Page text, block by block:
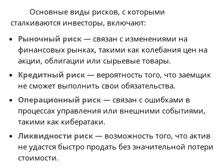
Основные виды рисков, с которыми
сталкиваются инвесторы, включают:
Рыночный риск — связан с изменениями на
финансовых рынках, такими как колебания цен на
акции, облигации или сырьевые товары.
Кредитный риск — вероятность того, что заемщик
не сможет выполнить свои обязательства.
Операционный риск — связан с ошибками в
процессах управления или внешними событиями,
такими как кибератаки.
Ликвидности риск — возможность того, что актив
не удастся быстро продать без значительной потери
стоимости.